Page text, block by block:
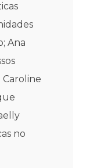
Ana
Caroline
no